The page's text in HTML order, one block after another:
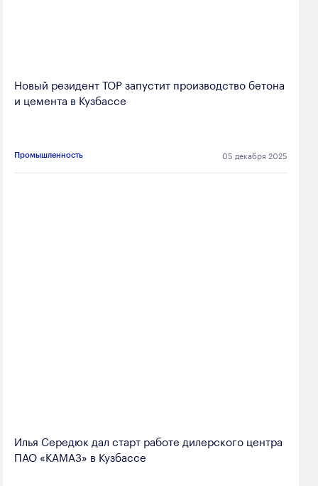
Новый резидент ТОР запустит производство бетона
и цемента в Кузбассе
Промышленность 05 декабря 2025
Илья Середюк дал старт работе дилерского центра
ПАО «КАМАЗ» в Кузбассе